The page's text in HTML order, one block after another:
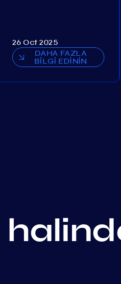
26 Oct 2025
DAHA FAZLA
BİLGİ EDİNİN